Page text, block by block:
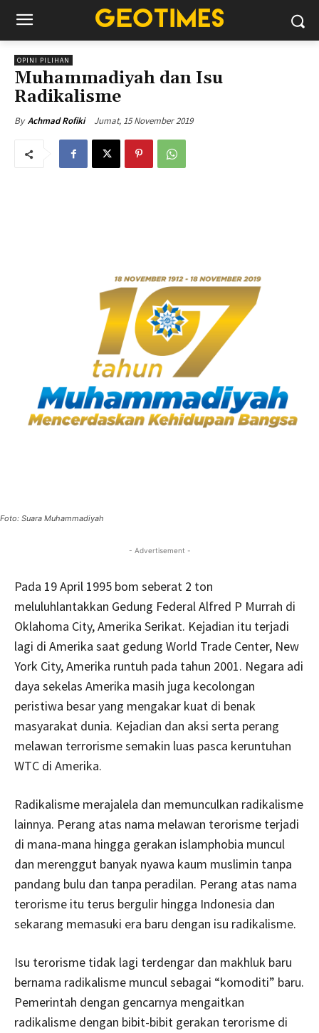
OPINI PILIHAN
Muhammadiyah dan Isu
Radikalisme
By Achmad Rofiki Jumat, 15 November 2019
Foto: Suara Muhammadiyah
- Advertisement -
Pada 19 April 1995 bom seberat 2 ton
meluluhlantakkan Gedung Federal Alfred P Murrah di
Oklahoma City, Amerika Serikat. Kejadian itu terjadi
lagi di Amerika saat gedung World Trade Center, New
York City, Amerika runtuh pada tahun 2001. Negara adi
daya sekelas Amerika masih juga kecolongan
peristiwa besar yang mengakar kuat di benak
masyarakat dunia. Kejadian dan aksi serta perang
melawan terrorisme semakin luas pasca keruntuhan
WTC di Amerika.
Radikalisme merajalela dan memunculkan radikalisme
lainnya. Perang atas nama melawan terorisme terjadi
di mana-mana hingga gerakan islamphobia muncul
dan merenggut banyak nyawa kaum muslimin tanpa
pandang bulu dan tanpa peradilan. Perang atas nama
terorisme itu terus bergulir hingga Indonesia dan
sekarang memasuki era baru dengan isu radikalisme.
Isu terorisme tidak lagi terdengar dan makhluk baru
bernama radikalisme muncul sebagai “komoditi” baru.
Pemerintah dengan gencarnya mengaitkan
radikalisme dengan bibit-bibit gerakan terorisme di